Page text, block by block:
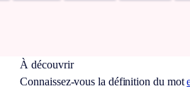
À découvrir
Connaissez-vous la définition du mot